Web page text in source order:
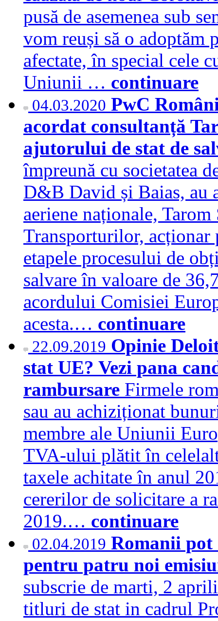
pusă de asemenea sub
vom reuși să o adoptăm
afectate, în special cele
Uniunii … continuare
04.03.2020 PwC
acordat consultanță
ajutorului de stat de
împreună cu societatea
D&B David și Baias, au
aeriene naționale,
Transporturilor, acționar
etapele procesului de
salvare în valoare de
acordului Comisiei
acesta.… continuare
22.09.2019 Opinie
stat UE? Vezi pana
rambursare Firmele
sau au achiziționat
membre ale Uniunii
TVA-ului plătit în
taxele achitate în anul
cererilor de solicitare a
2019.… continuare
02.04.2019 Romanii pot
pentru patru noi
subscrie de marti, 2
titluri de stat in cadrul